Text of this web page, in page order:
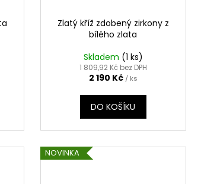
Zlatý kříž zdobený zirkony z
bílého zlata
Skladem (1 ks)
1 809,92 Kč bez DPH
2 190 Kč / ks
DO KOŠÍKU
NOVINKA